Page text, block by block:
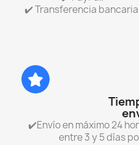
✔️ Transferencia
✔️Envío en máximo 24
entre 3 y 5 días